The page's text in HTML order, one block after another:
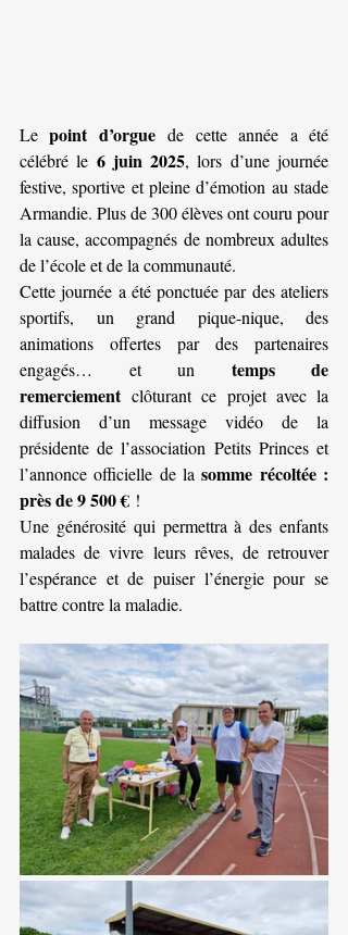
Le point d’orgue de cette année a été
célébré le 6 juin 2025, lors d’une journée
festive, sportive et pleine d’émotion au stade
Armandie. Plus de 300 élèves ont couru pour
la cause, accompagnés de nombreux adultes
de l’école et de la communauté.
Cette journée a été ponctuée par des ateliers
sportifs, un grand pique-nique, des
animations offertes par des partenaires
engagés… et un temps de
remerciement clôturant ce projet avec la
diffusion d’un message vidéo de la
présidente de l’association Petits Princes et
l’annonce officielle de la somme récoltée :
près de 9 500 € !
Une générosité qui permettra à des enfants
malades de vivre leurs rêves, de retrouver
l’espérance et de puiser l’énergie pour se
battre contre la maladie.